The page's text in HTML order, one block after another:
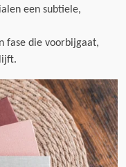
een subtiele,
fase die voorbijgaat,